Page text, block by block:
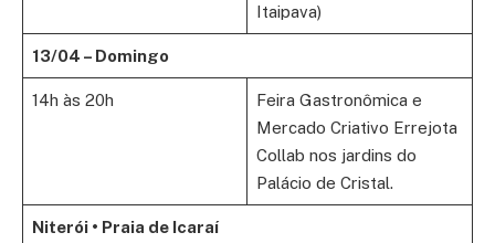
Itaipava)
13/04 – Domingo
14h às 20h
Feira Gastronômica e
Mercado Criativo Errejota
Collab nos jardins do
Palácio de Cristal.
Niterói • Praia de Icaraí